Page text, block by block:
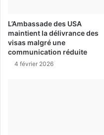
L’Ambassade des USA
maintient la délivrance des
visas malgré une
communication réduite
4 février 2026